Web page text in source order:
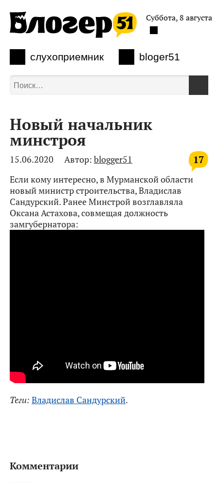
слухоприемник bloger51
Суббота, 8 августа
Новый начальник
минстроя
17
15.06.2020 Автор: blogger51
Если кому интересно, в Мурманской области
новый министр строительства, Владислав
Сандурский. Ранее Минстрой возглавляла
Оксана Астахова, совмещая должность
замгубернатора:
Теги: Владислав Сандурский.
Комментарии